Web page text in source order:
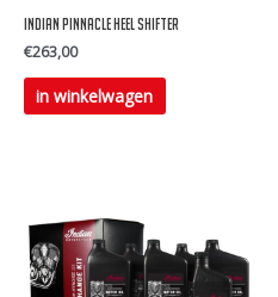
Indian Pinnacle Heel Shifter
€263,00
in winkelwagen
Dit
product
Deze
optie